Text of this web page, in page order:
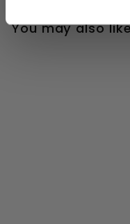
You may also